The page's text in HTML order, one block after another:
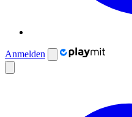
Anmelden